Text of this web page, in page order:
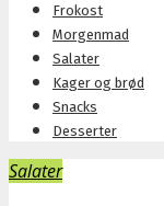
Frokost
Morgenmad
Salater
Kager og brød
Snacks
Desserter
Salater